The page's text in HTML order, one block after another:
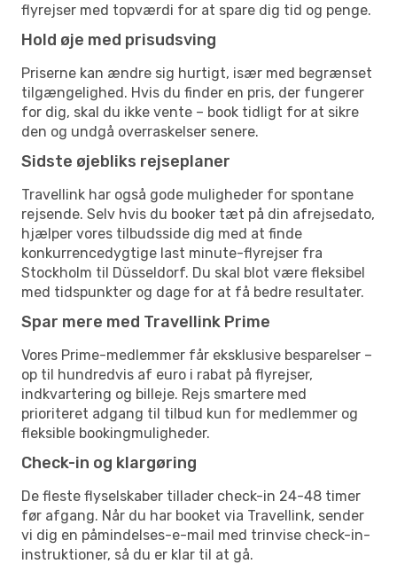
flyrejser med topværdi for at spare dig tid og penge.
Hold øje med prisudsving
Priserne kan ændre sig hurtigt, især med begrænset
tilgængelighed. Hvis du finder en pris, der fungerer
for dig, skal du ikke vente – book tidligt for at sikre
den og undgå overraskelser senere.
Sidste øjebliks rejseplaner
Travellink har også gode muligheder for spontane
rejsende. Selv hvis du booker tæt på din afrejsedato,
hjælper vores tilbudsside dig med at finde
konkurrencedygtige last minute-flyrejser fra
Stockholm til Düsseldorf. Du skal blot være fleksibel
med tidspunkter og dage for at få bedre resultater.
Spar mere med Travellink Prime
Vores Prime-medlemmer får eksklusive besparelser –
op til hundredvis af euro i rabat på flyrejser,
indkvartering og billeje. Rejs smartere med
prioriteret adgang til tilbud kun for medlemmer og
fleksible bookingmuligheder.
Check-in og klargøring
De fleste flyselskaber tillader check-in 24-48 timer
før afgang. Når du har booket via Travellink, sender
vi dig en påmindelses-e-mail med trinvise check-in-
instruktioner, så du er klar til at gå.